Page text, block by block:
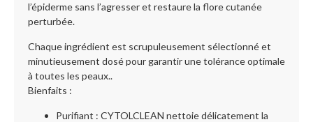
l’épiderme sans l’agresser et restaure la flore cutanée
perturbée.
Chaque ingrédient est scrupuleusement sélectionné et
minutieusement dosé pour garantir une tolérance optimale
à toutes les peaux..
Bienfaits :
Purifiant : CYTOLCLEAN nettoie délicatement la